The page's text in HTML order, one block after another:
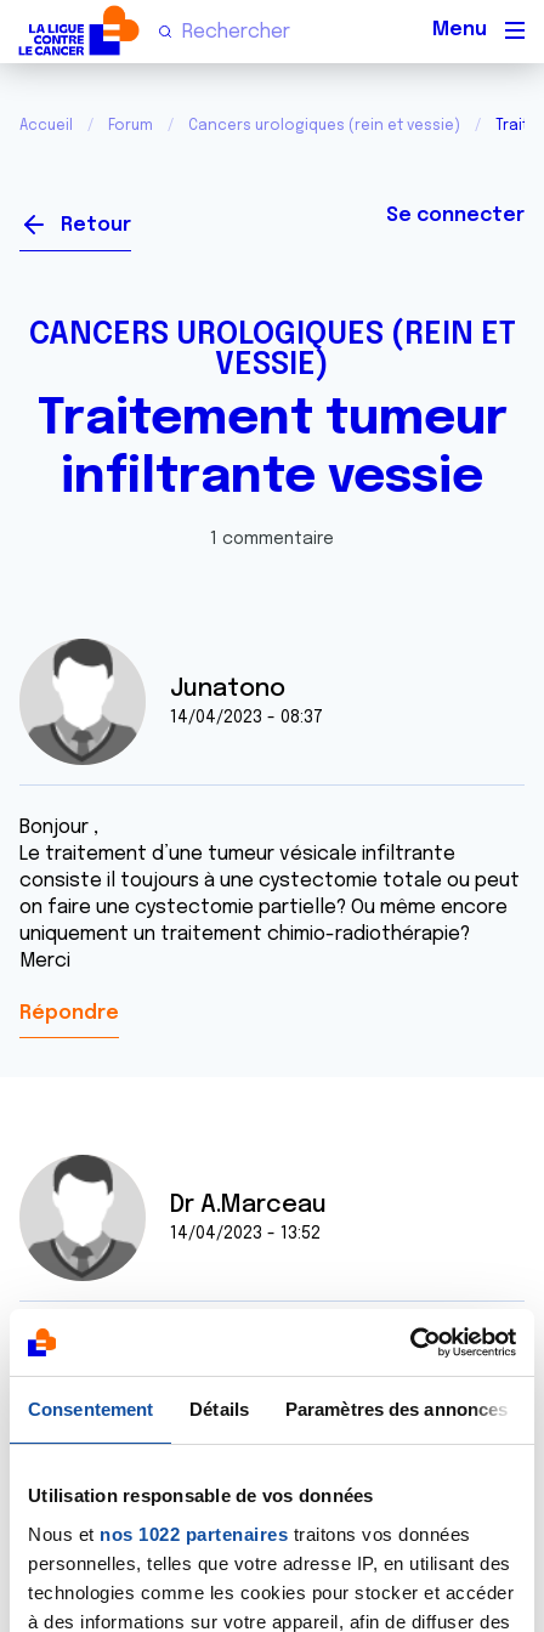
Consentement Détails Paramètres des annonces
Utilisation responsable de vos données
Nous et nos 1022 partenaires traitons vos données
personnelles, telles que votre adresse IP, en utilisant des
technologies comme les cookies pour stocker et accéder
à des informations sur votre appareil, afin de diffuser des
Accueil Forum Cancers urologiques (rein et vessie)
Retour Se connecter
CANCERS UROLOGIQUES (REIN ET
VESSIE)
Traitement tumeur
infiltrante vessie
1 commentaire
Junatono
14/04/2023 - 08:37
Bonjour ,
Le traitement d’une tumeur vésicale infiltrante
consiste il toujours à une cystectomie totale ou peut
on faire une cystectomie partielle? Ou même encore
uniquement un traitement chimio-radiothérapie?
Merci
Répondre
Dr A.Marceau
14/04/2023 - 13:52
Bonjour,
de la vessie est en effet la cystectomie, avec le plus
un morceau d'intestin. Mais la décision est prise après
échanges avec le patient.
Bien cordialement
Dr A.Marceau